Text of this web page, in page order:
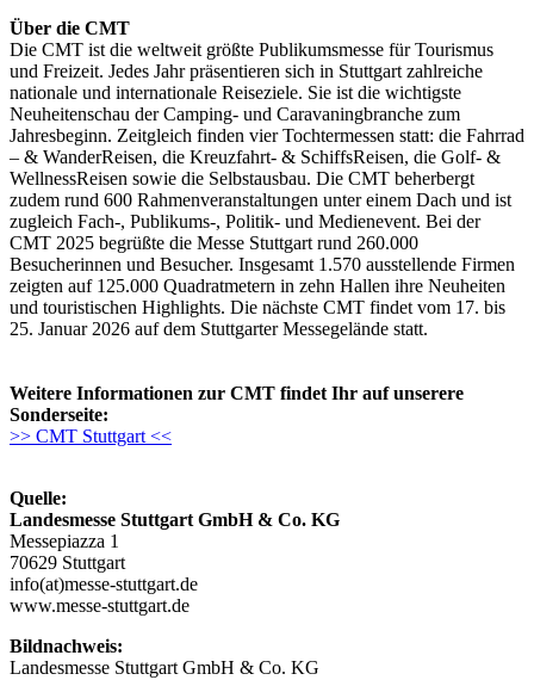
Über die CMT
Die CMT ist die weltweit größte Publikumsmesse für Tourismus
und Freizeit. Jedes Jahr präsentieren sich in Stuttgart zahlreiche
nationale und internationale Reiseziele. Sie ist die wichtigste
Neuheitenschau der Camping- und Caravaningbranche zum
Jahresbeginn. Zeitgleich finden vier Tochtermessen statt: die Fahrrad
– & WanderReisen, die Kreuzfahrt- & SchiffsReisen, die Golf- &
WellnessReisen sowie die Selbstausbau. Die CMT beherbergt
zudem rund 600 Rahmenveranstaltungen unter einem Dach und ist
zugleich Fach-, Publikums-, Politik- und Medienevent. Bei der
CMT 2025 begrüßte die Messe Stuttgart rund 260.000
Besucherinnen und Besucher. Insgesamt 1.570 ausstellende Firmen
zeigten auf 125.000 Quadratmetern in zehn Hallen ihre Neuheiten
und touristischen Highlights. Die nächste CMT findet vom 17. bis
25. Januar 2026 auf dem Stuttgarter Messegelände statt.
Weitere Informationen zur CMT findet Ihr auf unserere
Sonderseite:
>> CMT Stuttgart <<
Quelle:
Landesmesse Stuttgart GmbH & Co. KG
Messepiazza 1
70629 Stuttgart
info(at)messe-stuttgart.de
www.messe-stuttgart.de
Bildnachweis:
Landesmesse Stuttgart GmbH & Co. KG